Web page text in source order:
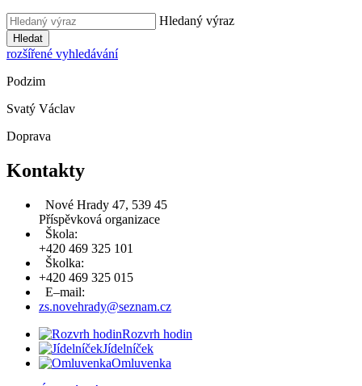
Hledaný výraz
Hledat
rozšířené vyhledávání
Podzim
Svatý Václav
Doprava
Kontakty
Nové Hrady 47, 539 45
Příspěvková organizace
Škola:
+420 469 325 101
Školka:
+420 469 325 015
E–mail:
zs.novehrady@seznam.cz
Rozvrh hodin
Jídelníček
Omluvenka